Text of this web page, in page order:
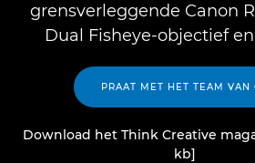
grensverleggende Canon
Dual Fisheye-objectief en
PRAAT MET HET TEAM VAN
Download het Think Creative
kb]